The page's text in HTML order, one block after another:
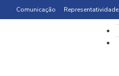
Comunicação Representatividade